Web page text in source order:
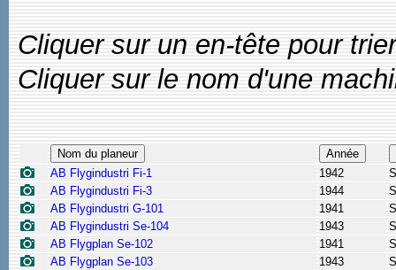
Cliquer sur un en-tête pour
Cliquer sur le nom d'une
Nom du planeur
Année
AB Flygindustri Fi-1
1942
AB Flygindustri Fi-3
1944
AB Flygindustri G-101
1941
AB Flygindustri Se-104
1943
AB Flygplan Se-102
1941
AB Flygplan Se-103
1943